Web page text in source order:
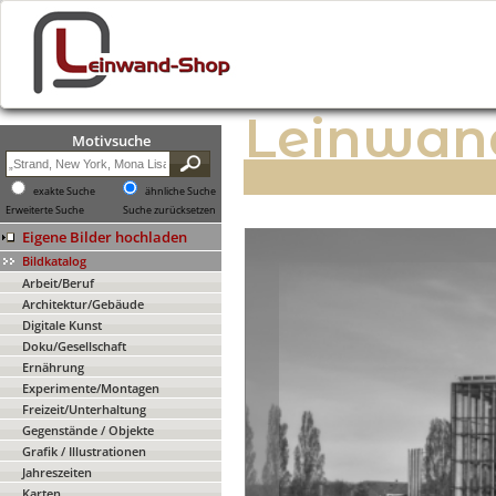
Motivsuche
exakte Suche
ähnliche Suche
Erweiterte Suche
Suche zurücksetzen
Eigene Bilder hochladen
Bildkatalog
Arbeit/Beruf
Architektur/Gebäude
Digitale Kunst
Doku/Gesellschaft
Ernährung
Experimente/Montagen
Freizeit/Unterhaltung
Gegenstände / Objekte
Grafik / Illustrationen
Jahreszeiten